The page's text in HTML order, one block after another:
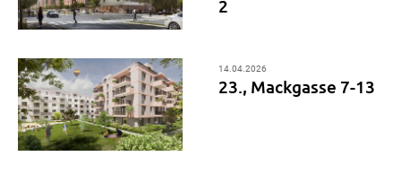
2
14.04.2026
23., Mackgasse 7-13